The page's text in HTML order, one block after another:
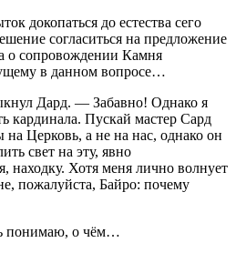
докопаться до естества сего
согласиться на предложение
о сопровождении Камня
в данном вопросе…
Дард. — Забавно! Однако я
кардинала. Пускай мастер Сард
на Церковь, а не на нас, однако он
свет на эту, явно
Хотя меня лично волнует
пожалуйста, Байро: почему
понимаю, о чём…